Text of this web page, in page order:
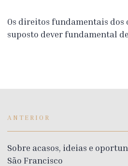
Os direitos fundamentais
suposto dever fundamental
ANTERIOR
Sobre acasos, ideias e
São Francisco